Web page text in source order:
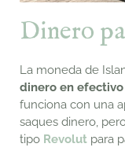
Dinero
La moneda de
dinero en efectivo
funciona con una
saques dinero,
tipo Revolut para